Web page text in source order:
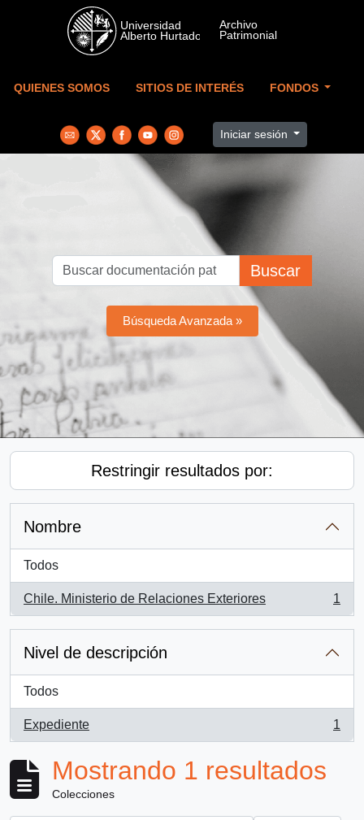
Skip to main content
QUIENES SOMOS SITIOS DE INTERÉS FONDOS
Iniciar sesión
Buscar
Búsqueda Avanzada »
Restringir resultados por:
Nombre
Todos
Chile. Ministerio de Relaciones Exteriores
, 1 resultados
1
Nivel de descripción
Todos
Expediente
, 1 resultados
1
Mostrando 1 resultados
Colecciones